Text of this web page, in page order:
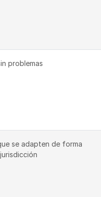
problemas
se adapten de forma